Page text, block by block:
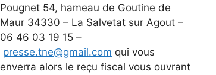
Pougnet 54, hameau de Goutine de
Maur 34330 – La Salvetat sur Agout –
06 46 03 19 15 –
presse.tne@gmail.com qui vous
enverra alors le reçu fiscal vous ouvrant